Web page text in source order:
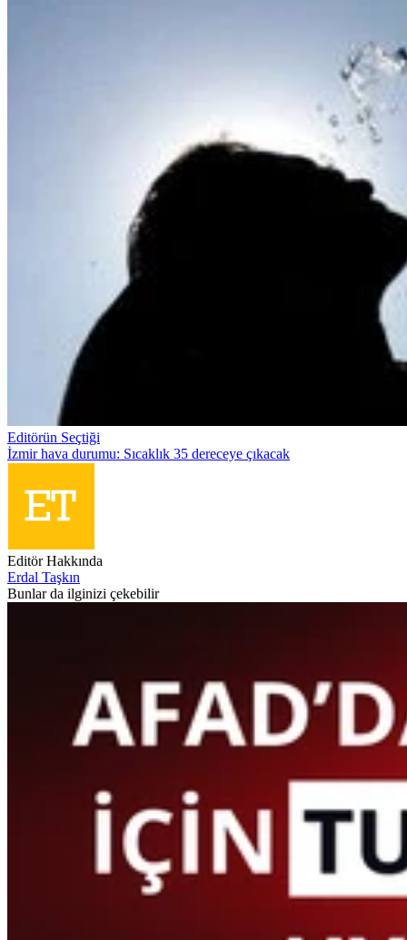
Editörün Seçtiği
İzmir hava durumu: Sıcaklık 35 dereceye çıkacak
Editör Hakkında
Erdal Taşkın
Bunlar da ilginizi çekebilir